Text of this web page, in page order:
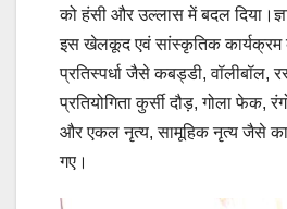
को हंसी और उल्लास में बदल
इस खेलकूद एवं सांस्कृतिक कार्यक्रम
प्रतिस्पर्धा जैसे कबड्डी, वॉलीबॉल,
प्रतियोगिता कुर्सी दौड़, गोला फेक,
और एकल नृत्य, सामूहिक नृत्य जैसे
गए।